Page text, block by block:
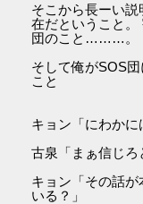
そこから長ーい
在だということ
団のこと………。
そして俺がSOS
こと
キョン「にわか
古泉「まぁ信じ
キョン「その話
いる？」